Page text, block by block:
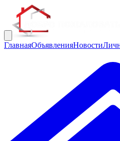
ГлавнаяОбъявленияНовости